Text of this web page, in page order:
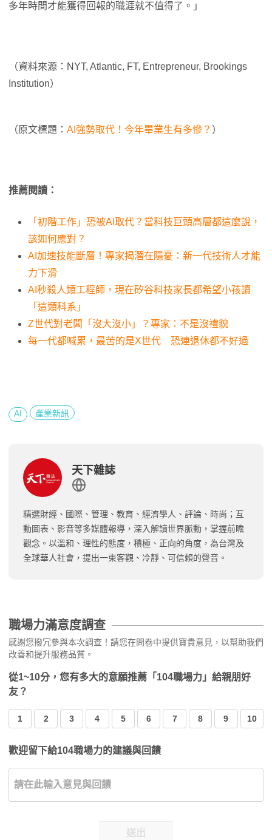
多年時間才能獲得回報的職涯就不值得了。」
（資料來源：NYT, Atlantic, FT, Entrepreneur, Brookings
Institution）
（原文標題： AI強勢取代！今年畢業生有多慘？ ）
推薦閱讀：
「初階工作」恐被AI取代？當科技巨頭高層都這麼說，
該如何應對？
AI加速技能斷層！專家揭潛在隱憂：新一代技術人才能
力下滑
AI秒殺人類工程師，現在矽谷科技家長都希望小孩讀
「這類科系」
Z世代對老闆「沒大沒小」？專家：不是沒禮貌
每一代都喊累，最苦的是X世代 恐連退休都不好過
AI 產業新訊
天下雜誌
精選財經、國際、管理、教育、經濟學人、評論、時尚；互
動圖表、影音等多媒體報導，深入解讀世界脈動，掌握前瞻
觀念。以溫和、理性的態度，積極、正向的角度，為台灣及
全球華人社會，提出一束客觀、冷靜、可信賴的聲音。
職場力滿意度調查
感謝您撥冗參與本次調查！請您在問卷中提供寶貴意見，以幫助我們
改善和提升服務品質。
從1~10分，您有多大的意願推薦「104職場力」給親朋好
友？
1 2 3 4 5 6 7 8 9 10
歡迎留下給104職場力的建議與回饋
送出